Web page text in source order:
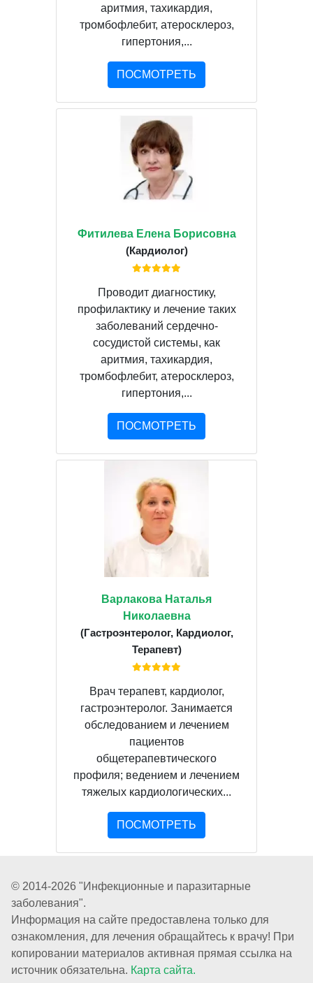
аритмия, тахикардия,
тромбофлебит, атеросклероз,
гипертония,...
ПОСМОТРЕТЬ
Фитилева Елена Борисовна
(Кардиолог)
Проводит диагностику,
профилактику и лечение таких
заболеваний сердечно-
сосудистой системы, как
аритмия, тахикардия,
тромбофлебит, атеросклероз,
гипертония,...
ПОСМОТРЕТЬ
Варлакова Наталья
Николаевна
(Гастроэнтеролог, Кардиолог,
Терапевт)
Врач терапевт, кардиолог,
гастроэнтеролог. Занимается
обследованием и лечением
пациентов
общетерапевтического
профиля; ведением и лечением
тяжелых кардиологических...
ПОСМОТРЕТЬ
© 2014-2026 "Инфекционные и паразитарные
заболевания".
Информация на сайте предоставлена только для
ознакомления, для лечения обращайтесь к врачу! При
копировании материалов активная прямая ссылка на
источник обязательна. Карта сайта.